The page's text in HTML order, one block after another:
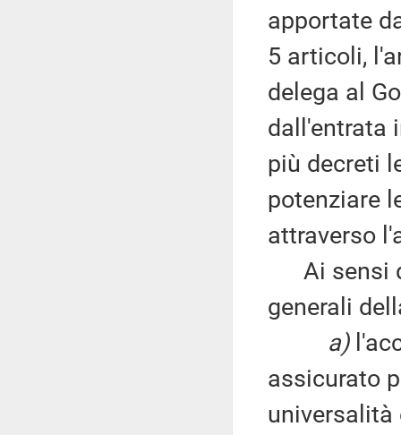
apportate
5 articoli,
delega al
dall'entrata
più decreti
potenziare
attraverso
Ai sensi
generali
a)
assicurato